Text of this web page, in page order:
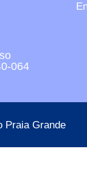
064
Praia Grande